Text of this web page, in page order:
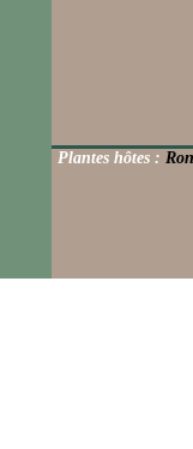
Plantes hôtes :